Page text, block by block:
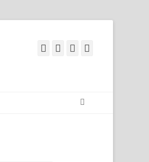
FacebookGoogleplus